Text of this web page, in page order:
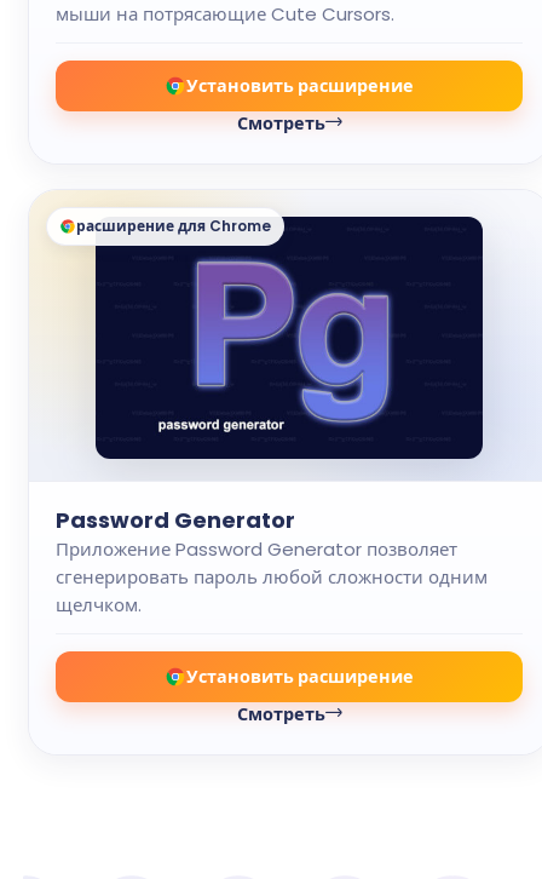
мыши на потрясающие Cute Cursors.
Установить расширение
Смотреть
расширение для Chrome
Password Generator
Приложение Password Generator позволяет
сгенерировать пароль любой сложности одним
щелчком.
Установить расширение
Смотреть